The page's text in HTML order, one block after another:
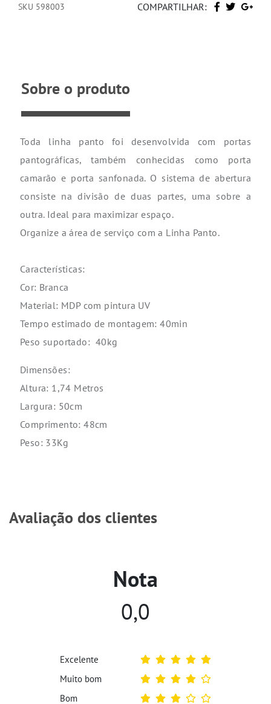
SKU 598003 COMPARTILHAR:
Sobre o produto
Toda linha panto foi desenvolvida com portas
pantográficas, também conhecidas como porta
camarão e porta sanfonada. O sistema de abertura
consiste na divisão de duas partes, uma sobre a
outra. Ideal para maximizar espaço.
Organize a área de serviço com a Linha Panto.
Características:
Cor: Branca
Material: MDP com pintura UV
Tempo estimado de montagem: 40min
Peso suportado: 40kg
Dimensões:
Altura: 1,74 Metros
Largura: 50cm
Comprimento: 48cm
Peso: 33Kg
Avaliação dos clientes
Nota
0,0
Excelente
Muito bom
Bom